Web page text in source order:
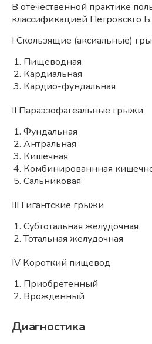
В отечественной практике
классификацией Петровскго
I Скользящие (аксиальные)
Пищеводная
Кардиальная
Кардио-фундальная
II Параэзофагеальные грыжи
Фундальная
Антральная
Кишечная
Комбинированнная
Сальниковая
III Гигантские грыжи
Субтотальная желудочная
Тотальная желудочная
IV Короткий пищевод
Приобретенный
Врожденный
Диагностика